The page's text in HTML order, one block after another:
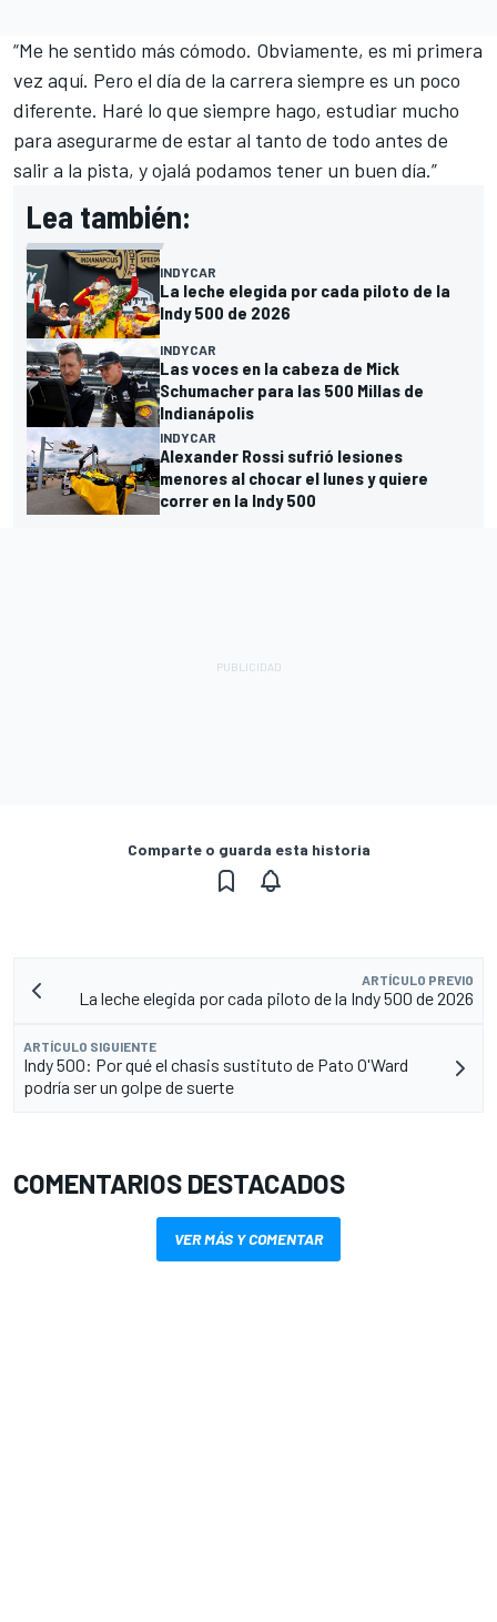
“Me he sentido más cómodo. Obviamente, es mi primera
vez aquí. Pero el día de la carrera siempre es un poco
diferente. Haré lo que siempre hago, estudiar mucho
para asegurarme de estar al tanto de todo antes de
salir a la pista, y ojalá podamos tener un buen día.”
Lea también:
INDYCAR
La leche elegida por cada piloto de la
Indy 500 de 2026
INDYCAR
Las voces en la cabeza de Mick
Schumacher para las 500 Millas de
Indianápolis
INDYCAR
Alexander Rossi sufrió lesiones
menores al chocar el lunes y quiere
correr en la Indy 500
Comparte o guarda esta historia
ARTÍCULO PREVIO
La leche elegida por cada piloto de la Indy 500 de 2026
ARTÍCULO SIGUIENTE
Indy 500: Por qué el chasis sustituto de Pato O'Ward
podría ser un golpe de suerte
COMENTARIOS DESTACADOS
VER MÁS Y COMENTAR